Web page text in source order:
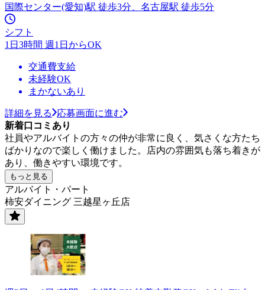
国際センター(愛知)駅 徒歩3分、名古屋駅 徒歩5分
シフト
1日3時間 週1日からOK
交通費支給
未経験OK
まかないあり
詳細を見る
応募画面に進む
新着口コミあり
社員やアルバイトの方々の仲が非常に良く、気さくな方たち
ばかりなので楽しく働けました。店内の雰囲気も落ち着きが
あり、働きやすい環境です。
もっと見る
アルバイト・パート
柿安ダイニング 三越星ヶ丘店